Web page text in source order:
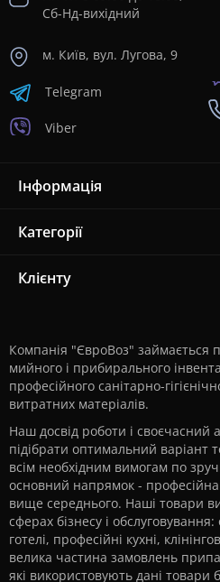
Сб-Нд-вихідний
м. Київ, вул. Лугова, 9
Telegram
Viber
Інформація
Категорії
Клієнту
Компанія "ЄвроВоз" займається
мийного і прибирального
професійного санітарно-
витратних матеріалів.
Наш досвід роботи і своєчасний
підібрати оптимальний варіант
всім необхідним вимогам по
основний напрямок - професійна
вище середнього. Наші товари
сферах бізнесу і
готелі, професійні кухні,
велика частина замовлень
які використовують дані товари